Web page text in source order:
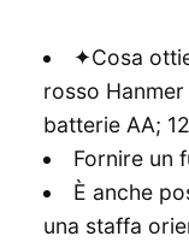
✦Cosa
rosso
batterie AA;
Fornire un
È anche
una staffa